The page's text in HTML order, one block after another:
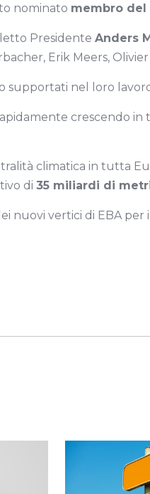
nominato membro del
Presidente Anders
Erik Meers,
nel loro
crescendo
climatica in tutta
di 35 miliardi di
nuovi vertici di EBA per